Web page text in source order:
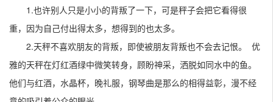
1.也许别人只是小小的背叛了一下，可是秤子会把它看得很
重，因为自己付出得太多，想得到的也太多。
2.天秤不喜欢朋友的背叛，即使被朋友背叛也不会去记恨。 优
雅的天秤在灯红酒绿中微笑转身，顾盼神采，洒脱如同水中的鱼。
他们与红酒，水晶杯，晚礼服，钢琴曲是那么的相得益彰，漫不经